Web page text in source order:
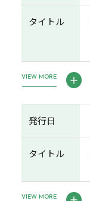
タイトル
VIEW MORE
発行日
タイトル
VIEW MORE